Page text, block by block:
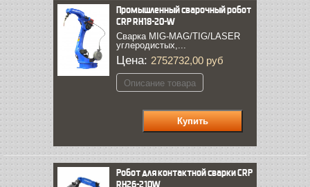
Промышленный сварочный робот
CRP RH18-20-W
Сварка MIG-MAG/TIG/LASER
углеродистых,...
Цена: 2752732,00 руб
Описание товара
Робот для контактной сварки CRP
RH26-210W